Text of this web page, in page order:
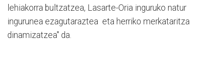
lehiakorra bultzatzea, Lasarte-Oria inguruko natur
ingurunea ezagutaraztea eta herriko merkataritza
dinamizatzea" da.